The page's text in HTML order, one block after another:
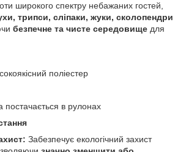
широкого спектру небажаних гостей,
трипси, сліпаки, жуки, сколопендри
безпечне та чисте середовище для
поліестер
постачається в рулонах
Забезпечує екологічний захист